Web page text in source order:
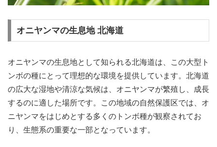
オニヤンマの生息地 北海道
オニヤンマの生息地として知られる北海道は、この大型ト
ンボの種にとって理想的な環境を提供しています。北海道
の広大な湿地や清涼な気候は、オニヤンマが繁殖し、成長
するのに適した場所です。この地域の自然保護区では、オ
ニヤンマをはじめとする多くのトンボ種が観察されてお
り、生態系の重要な一部となっています。